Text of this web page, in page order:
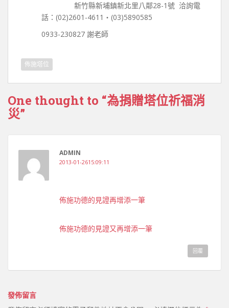
新竹縣新埔鎮新北里八鄰28-1號 洽詢電
話：(02)2601-4611‧(03)5890585
0933-230827 謝老師
佈施塔位
One thought to “為捐贈塔位祈福消
災”
ADMIN
2013-01-2615:09:11
佈施功德的見證再增添一筆
佈施功德的見證又再增添一筆
回覆
發佈留言